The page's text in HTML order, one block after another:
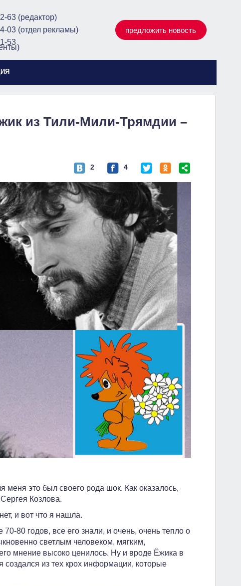
63 (редактор)
03 (отдел рекламы)
53
предложить новость
из Тили-Мили-Трямдии –
2 4
меня это был своего рода шок. Как оказалось,
Козлова.
и вот что я нашла.
80 годов, все его знали, и очень, очень тепло о
светлым человеком, мягким,
мнение высоко ценилось. Ну и вроде Ёжика в
создался из тех крох информации, которые